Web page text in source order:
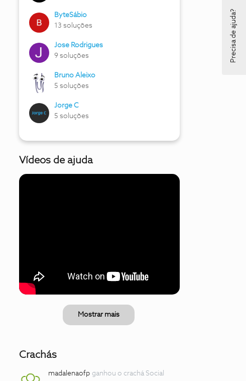
ByteSábio
13 soluções
Jose Rodrigues
9 soluções
Bruno Aleixo
5 soluções
Jorge C
5 soluções
Vídeos de ajuda
Mostrar mais
Crachás
madalenaofp ganhou o crachá Social
Precisa de ajuda?